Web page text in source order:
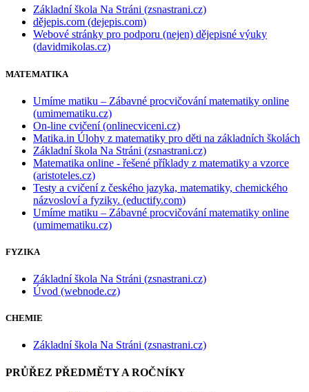
Základní škola Na Stráni (zsnastrani.cz)
dějepis.com (dejepis.com)
Webové stránky pro podporu (nejen) dějepisné výuky
(davidmikolas.cz)
MATEMATIKA
Umíme matiku – Zábavné procvičování matematiky online
(umimematiku.cz)
On-line cvičení (onlinecviceni.cz)
Matika.in Úlohy z matematiky pro děti na základních školách
Základní škola Na Stráni (zsnastrani.cz)
Matematika online - řešené příklady z matematiky a vzorce
(aristoteles.cz)
Testy a cvičení z českého jazyka, matematiky, chemického
názvosloví a fyziky. (eductify.com)
Umíme matiku – Zábavné procvičování matematiky online
(umimematiku.cz)
FYZIKA
Základní škola Na Stráni (zsnastrani.cz)
Úvod (webnode.cz)
CHEMIE
Základní škola Na Stráni (zsnastrani.cz)
PRŮŘEZ PŘEDMĚTY A ROČNÍKY